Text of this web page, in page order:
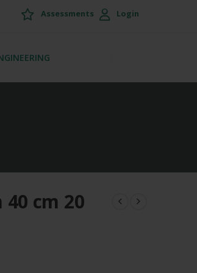
Assessments Login
cm 20